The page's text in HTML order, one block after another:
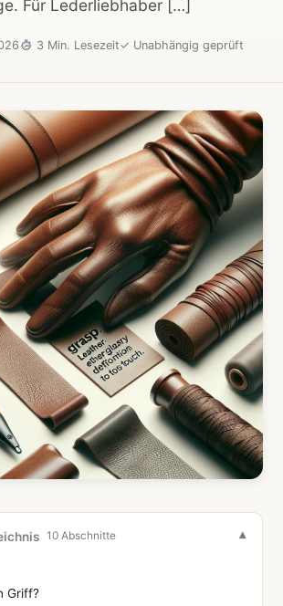
Für Lederliebhaber […]
3 Min. Lesezeit✓ Unabhängig geprüft
10 Abschnitte
Griff?